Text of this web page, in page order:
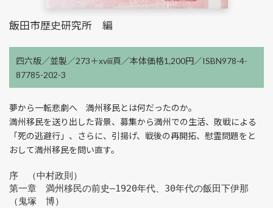
飯田市歴史研究所 編
四六版／並製／273＋xviii頁／本体価格1,200円／ISBN978-4-
87785-202-3
夢から一転悲劇へ 満州移民とは何だったのか。
満州移民を送り出した背景、募集から満州での生活、敗戦による
「死の逃避行」、さらに、引揚げ、戦後の再開拓、慰霊問題をと
おして満州移民を問い直す。
序　（中村政則）
第一章　満州移民の前史―1920年代、30年代の飯田下伊那
（鬼塚　博）